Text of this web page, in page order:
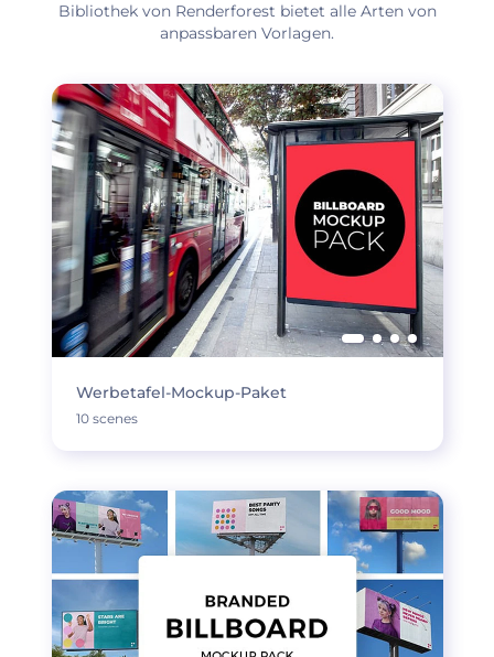
Bibliothek von Renderforest bietet alle Arten von
anpassbaren Vorlagen.
Werbetafel-Mockup-Paket
10 scenes